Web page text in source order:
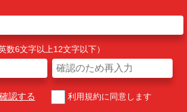
数6文字以上12文字以下）
認する 利用規約に同意します